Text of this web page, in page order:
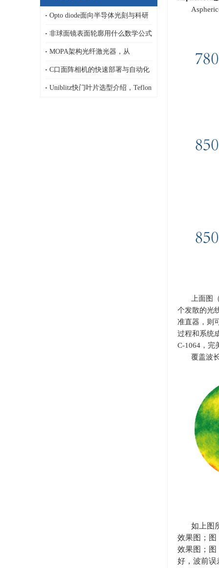
Opto diode面向半导体光刻与科研
领域的定制化极紫外/深紫外光电二
极管，13.5nm，1-80nm
非球面镜表面轮廓用什么数学公式
描述，纳米精度非球面镜传统面型
公式和新公式基于正交多项式
MOPA架构光纤激光器，从
AeroDIODE半导体激光泵浦源、LD
驱动器到连续、纳秒皮秒脉冲激光
C口面阵相机的快速部署与自动化
集成优势，ARTRAY 面阵相机
Uniblitz快门叶片选型介绍，Teflon
上面图
个发散的光
准直器，则
过程和系统
C-1064 ，完
覆盖波
如上图
效果图；图
效果图；图
好，波前误